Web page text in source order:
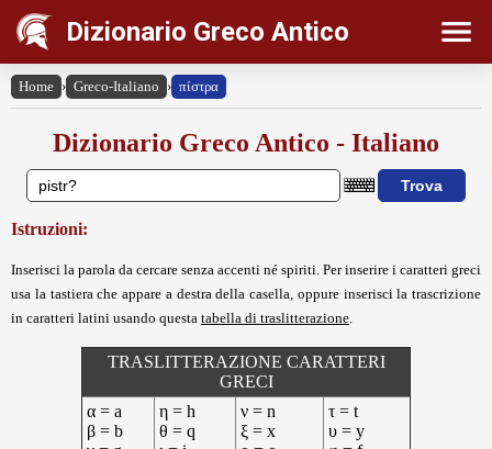
Dizionario Greco Antico
Home › Greco-Italiano › πίστρα
Dizionario Greco Antico - Italiano
Istruzioni:
Inserisci la parola da cercare senza accenti né spiriti. Per inserire i caratteri greci
usa la tastiera che appare a destra della casella, oppure inserisci la trascrizione
in caratteri latini usando questa tabella di traslitterazione
TRASLITTERAZIONE CARATTERI
GRECI
α = a
β = b
η = h
θ = q
ν = n
ξ = x
τ = t
υ = y